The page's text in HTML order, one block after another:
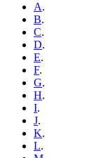
A.
B.
C.
D.
E.
F.
G.
H.
I.
J.
K.
L.